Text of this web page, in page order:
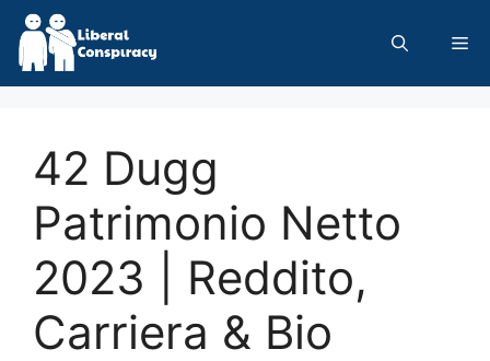
Skip
content
42 Dugg
Patrimonio Netto
2023 | Reddito,
Carriera & Bio